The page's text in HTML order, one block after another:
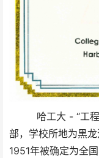
哈工大 - “工程师
部，学校所地为黑
1951年被确定为全